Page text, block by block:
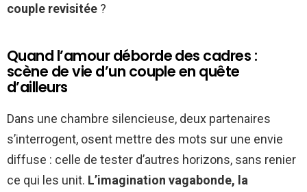
couple revisitée ?
Quand l’amour déborde des cadres :
scène de vie d’un couple en quête
d’ailleurs
Dans une chambre silencieuse, deux partenaires
s’interrogent, osent mettre des mots sur une envie
diffuse : celle de tester d’autres horizons, sans renier
ce qui les unit. L’imagination vagabonde, la